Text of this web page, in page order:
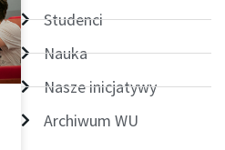
Studenci
Nauka
Nasze inicjatywy
Archiwum WU